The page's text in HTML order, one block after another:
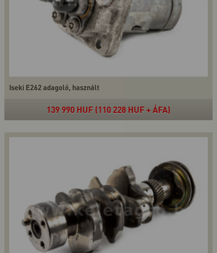
Iseki E262 adagoló, használt
139 990 HUF (110 228 HUF + ÁFA)